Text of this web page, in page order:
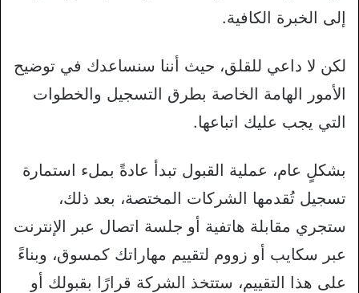
إلى الخبرة الكافية.
لكن لا داعي للقلق، حيث أننا سنساعدك في توضيح
الأمور الهامة الخاصة بطرق التسجيل والخطوات
التي يجب عليك اتباعها.
بشكلٍ عام، عملية القبول تبدأ عادةً بملء استمارة
تسجيل تُقدمها الشركات المختصة، بعد ذلك،
ستجري مقابلة هاتفية أو جلسة اتصال عبر الإنترنت
عبر سكايب أو زووم لتقييم مهاراتك كمسوق، وبناءً
على هذا التقييم، ستتخذ الشركة قرارًا بقبولك أو